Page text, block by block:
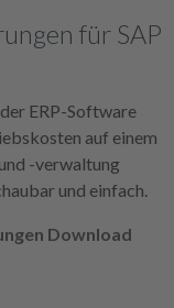
für SAP
ERP-Software
auf einem
-verwaltung
und einfach.
Download